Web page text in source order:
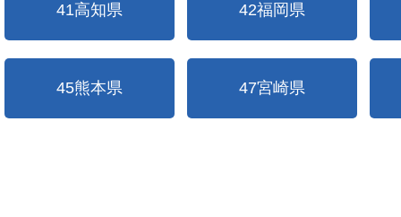
41高知県 42福岡県
45熊本県 47宮崎県